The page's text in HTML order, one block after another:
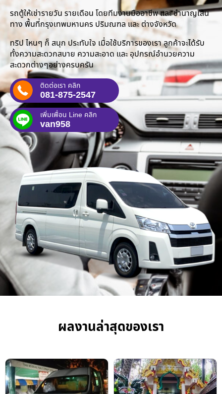
รถตู้ให้เช่ารายวัน รายเดือน โดยทีมงานมืออาชีพ และ ชำนาญเส้น
ทาง พื้นที่กรุงเทพมหานคร ปริมณฑล และ ต่างจังหวัด
ทริป ไหนๆ ก็ สนุก ประทับใจ เมื่อใช้บริการของเรา ลูกค้าจะได้รับ
ทั้งความสะดวกสบาย ความสะอาด และ อุปกรณ์อำนวยความ
สะดวกต่างๆอย่างครบครัน
ติดต่อเรา คลิก
081-875-2547
เพิ่มเพื่อน Line คลิก
van958
ผลงานล่าสุดของเรา